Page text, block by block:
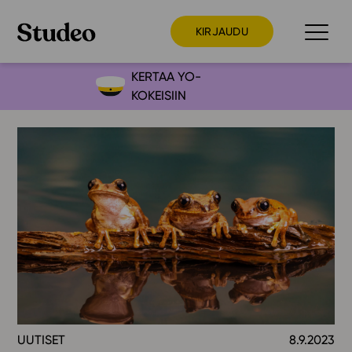
KIRJAUDU
Preppaaja
Huoltaja
Kokeilutarjous
Ainstain
Alakoulu
Lukio
KERTAA YO-
KOKEISIIN
UUTISET 8.9.2023